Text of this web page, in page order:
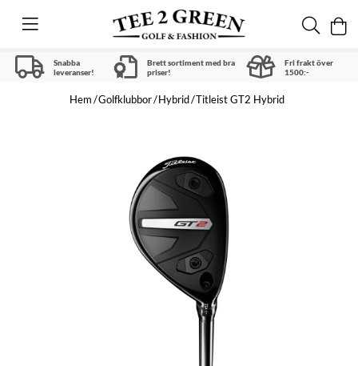
Snabba
leveranser!
Brett sortiment med bra
priser!
Fri frakt över
1500:-
Hem Golfklubbor Hybrid Titleist GT2 Hybrid